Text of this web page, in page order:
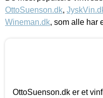
OttoSuenson.dk,
Wineman.dk, som alle har
OttoSuenson.dk er et